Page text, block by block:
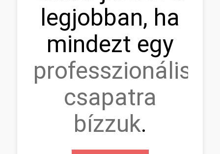
legjobban, ha
mindezt egy
professzionális
csapatra
bízzuk.